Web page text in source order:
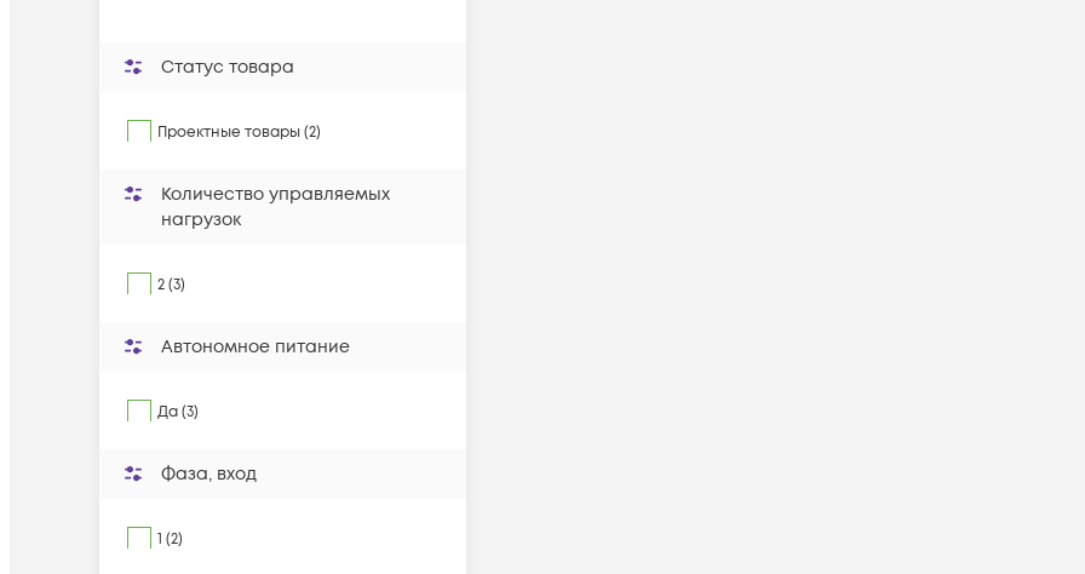
Статус товара
Проектные товары (2)
Количество управляемых
нагрузок
2 (3)
Автономное питание
Да (3)
Фаза, вход
1 (2)